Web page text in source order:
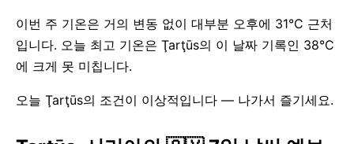
이번 주 기온은 거의 변동 없이 대부분 오후에 31°C 근처
입니다. 오늘 최고 기온은 Ţarţūs의 이 날짜 기록인 38°C
에 크게 못 미칩니다.
오늘 Ţarţūs의 조건이 이상적입니다 — 나가서 즐기세요.